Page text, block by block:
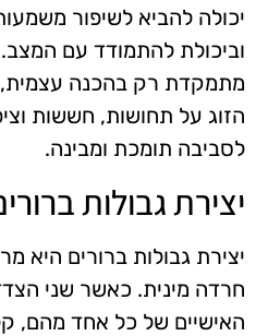
יכולה להביא לשיפור
וביכולת להתמודד עם
מתמקדת רק בהכנה עצמית,
הזוג על תחושות, חששות
לסביבה תומכת ומבינה.
יצירת גבולות
יצירת גבולות ברורים היא
חרדה מינית. כאשר שני
האישיים של כל אחד מהם,